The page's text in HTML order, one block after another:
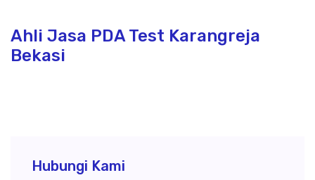
Ahli Jasa PDA Test Karangreja
Bekasi
Hubungi Kami